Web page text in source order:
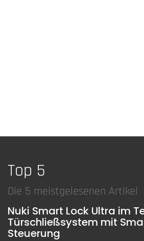
Top 5
Die 5 meistgelesenen Artikel
Nuki Smart Lock Ultra im
Türschließsystem mit
Steuerung